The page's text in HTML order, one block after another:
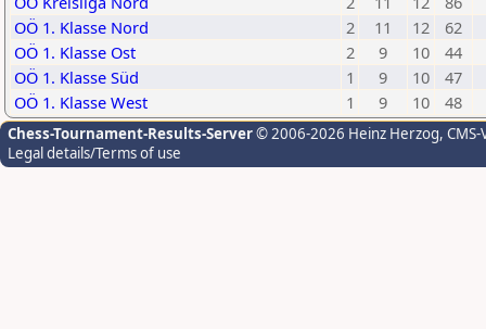
OÖ 1. Klasse Nord
2 11 12
62
OÖ 1. Klasse Ost
2 9 10
44
OÖ 1. Klasse Süd
1 9 10
47
OÖ 1. Klasse West
1 9 10 48
Chess-Tournament-Results-Server© 2006-2026 Heinz Herzog,
Legal details/Terms of use